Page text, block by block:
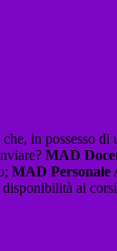
in possesso
MAD
MAD Personale
ai